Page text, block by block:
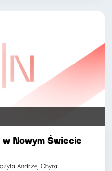
Nowym Świecie
Andrzej Chyra.